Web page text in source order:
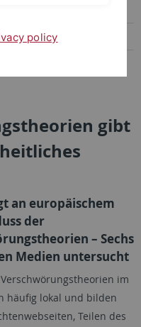
gibt
an europäischem
der
– Sechs
Medien untersucht
im
häufig lokal und bilden
Teilen des
policy